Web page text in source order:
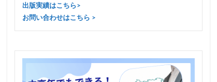
出版実績はこちら>
お問い合わせはこちら >